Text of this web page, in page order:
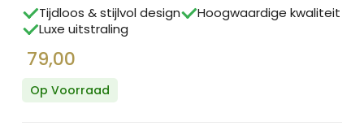
Tijdloos & stijlvol design
Hoogwaardige kwaliteit
Luxe uitstraling
79,00
Op Voorraad